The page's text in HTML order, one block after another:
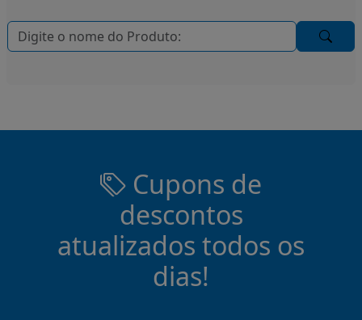
Cupons de
descontos
atualizados todos os
dias!